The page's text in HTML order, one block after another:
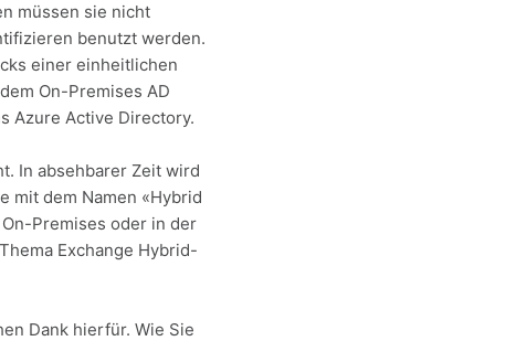
müssen sie nicht
benutzt werden.
einer einheitlichen
On-Premises AD
Azure Active Directory.
In absehbarer Zeit wird
mit dem Namen «Hybrid
Premises oder in der
Exchange Hybrid-
Dank hierfür. Wie Sie